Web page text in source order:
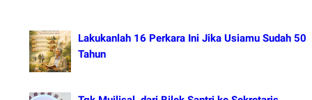
Lakukanlah 16 Perkara Ini Jika Usiamu Sudah 50
Tahun